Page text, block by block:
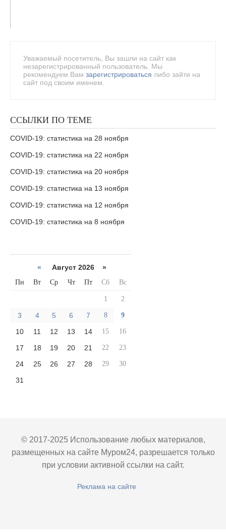
Уважаемый посетитель, Вы зашли на сайт как
незарегистрированный пользователь. Мы
рекомендуем Вам зарегистрироваться либо зайти на
сайт под своим именем.
ССЫЛКИ ПО ТЕМЕ
COVID-19: статистика на 28 ноября
COVID-19: статистика на 22 ноября
COVID-19: статистика на 20 ноября
COVID-19: статистика на 13 ноября
COVID-19: статистика на 12 ноября
COVID-19: статистика на 8 ноября
« Август 2026 »
Пн Вт Ср Чт Пт Сб Вс
1 2
3 4 5 6 7 8 9
10 11 12 13 14 15 16
17 18 19 20 21 22 23
24 25 26 27 28 29 30
31
© 2017-2025 Использование любых материалов,
размещенных на сайте Муром24, разрешается только
при условии активной ссылки на сайт.
Реклама на сайте